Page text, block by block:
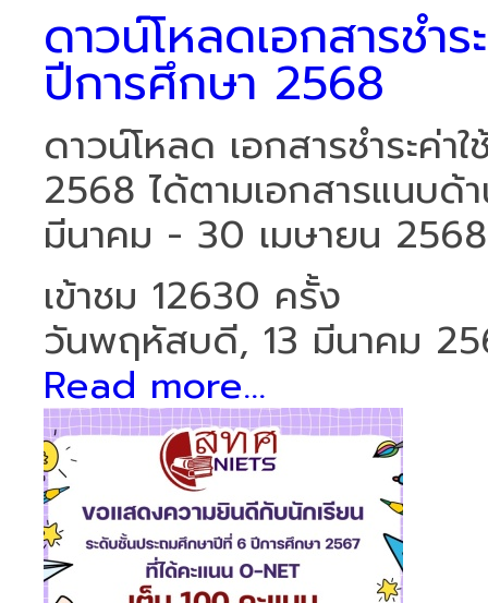
ดาวน์โหลดเอกสารชำ
ปีการศึกษา 2568
ดาวน์โหลด เอกสารชำระค่
2568 ได้ตามเอกสารแนบด้
มีนาคม - 30 เมษายน 2568
เข้าชม 12630 ครั้ง
วันพฤหัสบดี, 13 มีนาคม
Read more...